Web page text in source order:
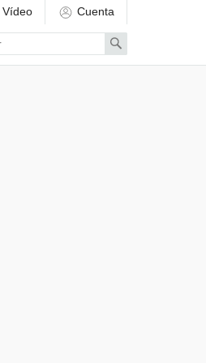
Vídeo Cuenta
Search